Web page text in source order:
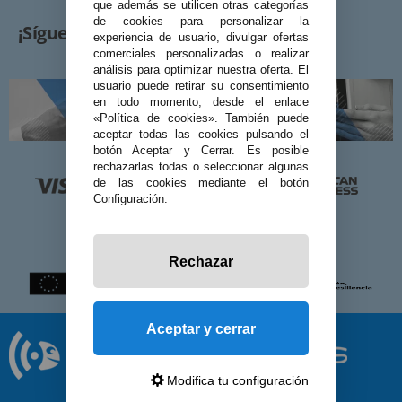
¡Síguenos!
© 2026 Preciosadictos.com
que además se utilicen otras categorías
de cookies para personalizar la
experiencia de usuario, divulgar ofertas
comerciales personalizadas o realizar
análisis para optimizar nuestra oferta. El
usuario puede retirar su consentimiento
en todo momento, desde el enlace
«Política de cookies». También puede
aceptar todas las cookies pulsando el
botón Aceptar y Cerrar. Es posible
rechazarlas todas o seleccionar algunas
de las cookies mediante el botón
Configuración.
Rechazar
Aceptar y cerrar
Modifica tu configuración